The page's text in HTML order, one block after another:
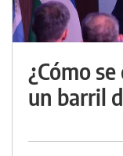
¿Cómo
un barril